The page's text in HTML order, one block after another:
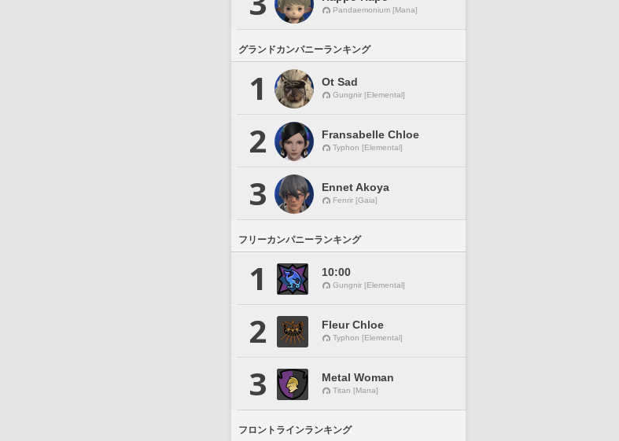
Pandaemonium [Mana]
グランドカンパニーランキング
1 Ot Sad
Gungnir [Elemental]
2 Fransabelle Chloe
Typhon [Elemental]
3 Ennet Akoya
Fenrir [Gaia]
フリーカンパニーランキング
1 10:00
Gungnir [Elemental]
2 Fleur Chloe
Typhon [Elemental]
3 Metal Woman
Titan [Mana]
フロントラインランキング